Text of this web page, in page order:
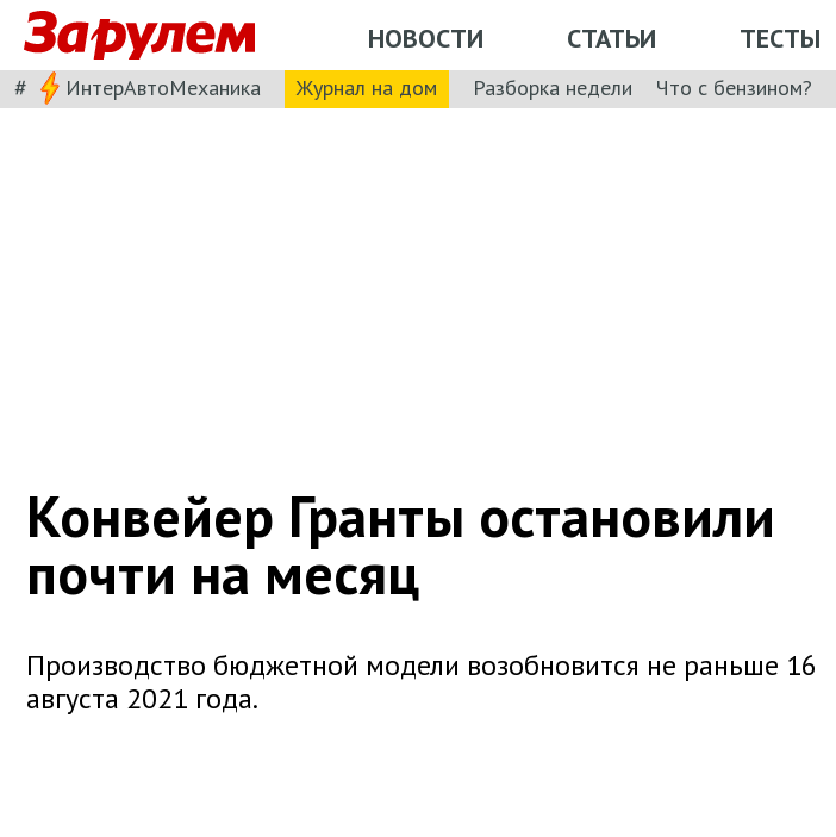
НОВОСТИ СТАТЬИ ТЕСТЫ
# ИнтерАвтоМеханика Журнал на дом Разборка недели Что с бензином?
Конвейер Гранты остановили
почти на месяц
Производство бюджетной модели возобновится не раньше 16
августа 2021 года.